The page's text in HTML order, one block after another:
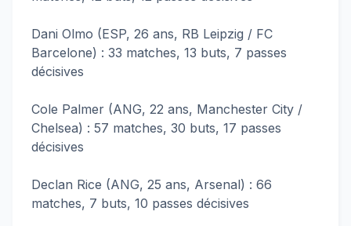
Dani Olmo (ESP, 26 ans, RB Leipzig / FC
Barcelone) : 33 matches, 13 buts, 7 passes
décisives
Cole Palmer (ANG, 22 ans, Manchester City /
Chelsea) : 57 matches, 30 buts, 17 passes
décisives
Declan Rice (ANG, 25 ans, Arsenal) : 66
matches, 7 buts, 10 passes décisives